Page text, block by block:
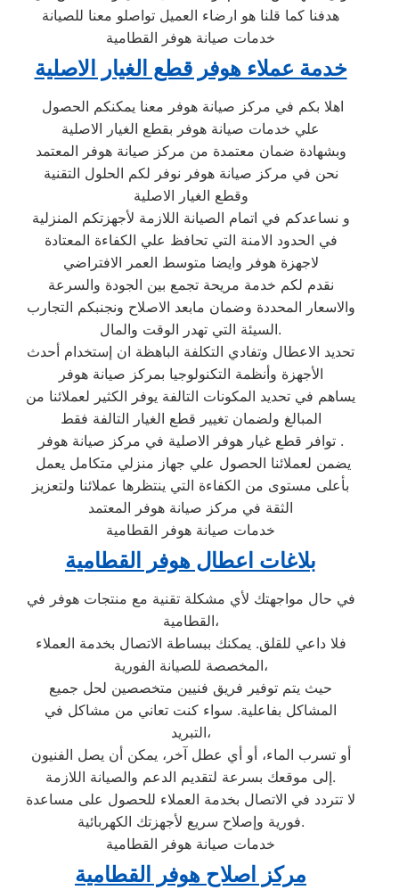
هدفنا كما قلنا هو ارضاء العميل تواصلو معنا للصيانة
خدمات صيانة هوفر القطامية
خدمة عملاء هوفر قطع الغيار الاصلية
علي خدمات صيانة هوفر بقطع الغيار الاصلية
وبشهادة ضمان معتمدة من مركز صيانة هوفر المعتمد
نحن في مركز صيانة هوفر نوفر لكم الحلول التقنية
وقطع الغيار الاصلية
و نساعدكم في اتمام الصيانة اللازمة لأجهزتكم المنزلية
في الحدود الامنة التي تحافظ علي الكفاءة المعتادة
لاجهزة هوفر وايضا متوسط العمر الافتراضي
نقدم لكم خدمة مريحة تجمع بين الجودة والسرعة
والاسعار المحددة وضمان مابعد الاصلاح ونجنبكم التجارب
السيئة التي تهدر الوقت والمال.
تحديد الاعطال وتفادي التكلفة الباهظة ان إستخدام أحدث
الأجهزة وأنظمة التكنولوجيا بمركز صيانة هوفر
يساهم في تحديد المكونات التالفة يوفر الكثير لعملائنا من
المبالغ ولضمان تغيير قطع الغيار التالفة فقط
توافر قطع غيار هوفر الاصلية في مركز صيانة هوفر .
بأعلى مستوى من الكفاءة التي ينتظرها عملائنا ولتعزيز
الثقة في مركز صيانة هوفر المعتمد
خدمات صيانة هوفر القطامية
بلاغات اعطال هوفر القطامية
في حال مواجهتك لأي مشكلة تقنية مع منتجات هوفر في
القطامية،
فلا داعي للقلق. يمكنك ببساطة الاتصال بخدمة العملاء
المخصصة للصيانة الفورية،
حيث يتم توفير فريق فنيين متخصصين لحل جميع
المشاكل بفاعلية. سواء كنت تعاني من مشاكل في
التبريد،
أو تسرب الماء، أو أي عطل آخر، يمكن أن يصل الفنيون
إلى موقعك بسرعة لتقديم الدعم والصيانة اللازمة.
لا تتردد في الاتصال بخدمة العملاء للحصول على مساعدة
فورية وإصلاح سريع لأجهزتك الكهربائية.
خدمات صيانة هوفر القطامية
مركز اصلاح هوفر القطامية